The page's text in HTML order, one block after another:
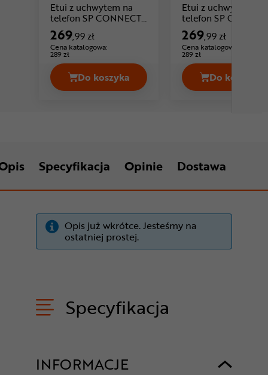
Etui z uchwytem na
telefon SP CONNECT
Bike Bundle II
Samsung S10+
269,99 zł
Cena katalogowa:
289 zł
Do koszyka
Etui z uchwytem na telefon SP
Etui z uchwytem na
telefon SP
Bike Bundle II
11 Pro / XS / X
269,99 zł
Cena katalogowa:
289 zł
Do koszyka
Etui z
Specyfikacja Opinie Dostawa
Opis już wkrótce. Jesteśmy na
ostatniej prostej.
Specyfikacja
INFORMACJE